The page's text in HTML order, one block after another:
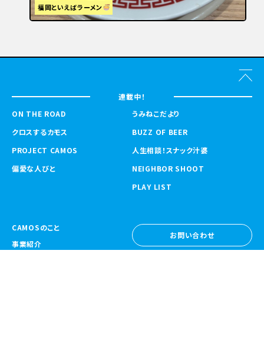
福岡といえばラーメン
連載中！
ON THE ROAD
クロスするカモス
PROJECT CAMOS
偏愛な人びと
うみねこだより
BUZZ OF BEER
人生相談！スナック汁婆
NEIGHBOR SHOOT
PLAY LIST
CAMOSのこと
事業紹介
お問い合わせ